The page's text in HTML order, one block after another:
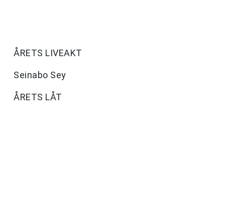
ÅRETS LIVEAKT
Seinabo Sey
ÅRETS LÅT